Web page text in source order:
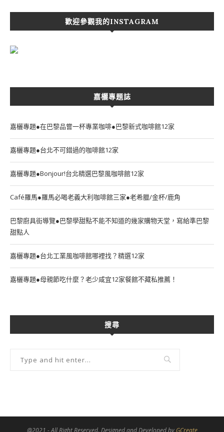
歡迎參觀我的INSTAGRAM
嘉欐專題誌
嘉欐專題●在巴黎品嘗一杯專業咖啡●巴黎新式咖啡館12家
嘉欐專題●台北不可錯過的咖啡館12家
嘉欐專題●Bonjour!台北精選巴黎風咖啡館12家
Café羅馬●羅馬必喝老義大利咖啡館三家●老希臘/金杯/鹿角
巴黎廚具街導覽●巴黎學甜點不能不知道的幾家購物天堂，寫給準巴黎
甜點人
嘉欐專題●台北工業風咖啡館哪裡找？精選12家
嘉欐專題●母親節吃什麼？老少咸宜12家餐館不藏私推薦！
搜尋
@2021 - All Right Reserved. Designed and Developed by GCreate